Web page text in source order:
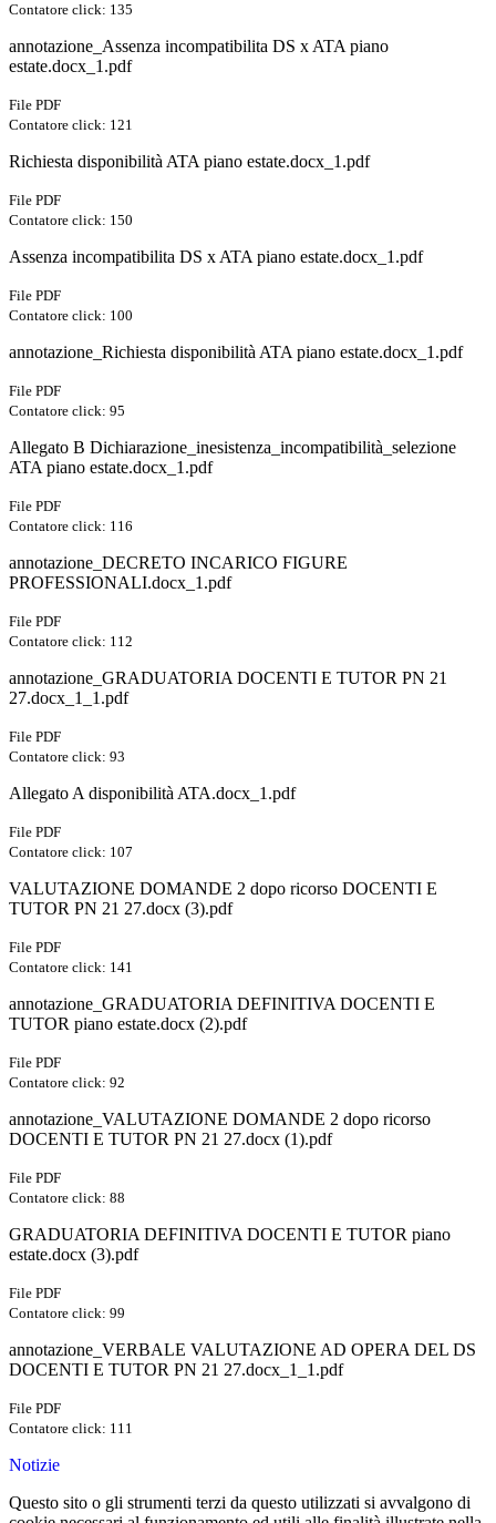
Contatore click: 135
annotazione_Assenza incompatibilita DS x ATA piano
estate.docx_1.pdf
File PDF
Contatore click: 121
Richiesta disponibilità ATA piano estate.docx_1.pdf
File PDF
Contatore click: 150
Assenza incompatibilita DS x ATA piano estate.docx_1.pdf
File PDF
Contatore click: 100
annotazione_Richiesta disponibilità ATA piano estate.docx_1.pdf
File PDF
Contatore click: 95
Allegato B Dichiarazione_inesistenza_incompatibilità_selezione
ATA piano estate.docx_1.pdf
File PDF
Contatore click: 116
annotazione_DECRETO INCARICO FIGURE
PROFESSIONALI.docx_1.pdf
File PDF
Contatore click: 112
annotazione_GRADUATORIA DOCENTI E TUTOR PN 21
27.docx_1_1.pdf
File PDF
Contatore click: 93
Allegato A disponibilità ATA.docx_1.pdf
File PDF
Contatore click: 107
VALUTAZIONE DOMANDE 2 dopo ricorso DOCENTI E
TUTOR PN 21 27.docx (3).pdf
File PDF
Contatore click: 141
annotazione_GRADUATORIA DEFINITIVA DOCENTI E
TUTOR piano estate.docx (2).pdf
File PDF
Contatore click: 92
annotazione_VALUTAZIONE DOMANDE 2 dopo ricorso
DOCENTI E TUTOR PN 21 27.docx (1).pdf
File PDF
Contatore click: 88
GRADUATORIA DEFINITIVA DOCENTI E TUTOR piano
estate.docx (3).pdf
File PDF
Contatore click: 99
annotazione_VERBALE VALUTAZIONE AD OPERA DEL DS
DOCENTI E TUTOR PN 21 27.docx_1_1.pdf
File PDF
Contatore click: 111
Notizie
Questo sito o gli strumenti terzi da questo utilizzati si avvalgono di